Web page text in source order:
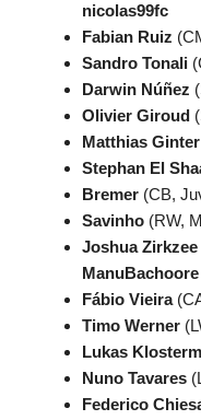
nicolas99fc
Fabian Ruiz
Sandro Tonali
Darwin Núñez
Olivier Giroud
Matthias Ginter
Stephan El
Bremer (CB,
Savinho (RW,
Joshua Zirkzee
ManuBachoore
Fábio Vieira
Timo Werner
Lukas
Nuno Tavares
Federico